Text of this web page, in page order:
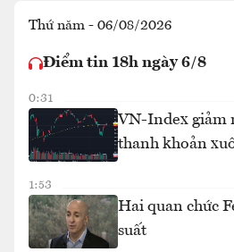
Thứ năm - 06/08/2026
Điểm tin 18h ngày 6/8
0:31
VN-Index giảm
thanh khoản
1:53
Hai quan chức
suất